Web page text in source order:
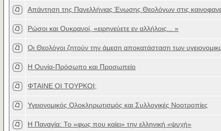
Απάντηση της Πανελλήνιας Ένωσης Θεολόγων στις
Ρώσοι και Ουκρανοί, «ειρηνεύετε εν αλλήλοις... »
Οι Θεολόγοι ζητούν την άμεση αποκατάσταση των
Η Ουνία-Πρόσωπο και Προσωπείο
ΦΤΑΙΝΕ ΟΙ ΤΟΥΡΚΟΙ;
Υγειονομικός Ολοκληρωτισμός και Συλλογικές Νοοτροπίες
Η Παναγία: Το «φως που καίει» την ελληνική «ψυχή»